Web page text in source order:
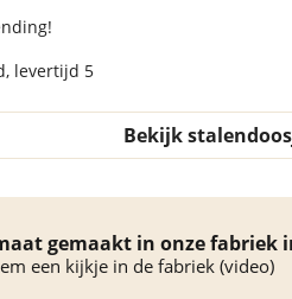
levertijd 5
Bekijk
gemaakt in onze fabriek
een kijkje in de fabriek (video)